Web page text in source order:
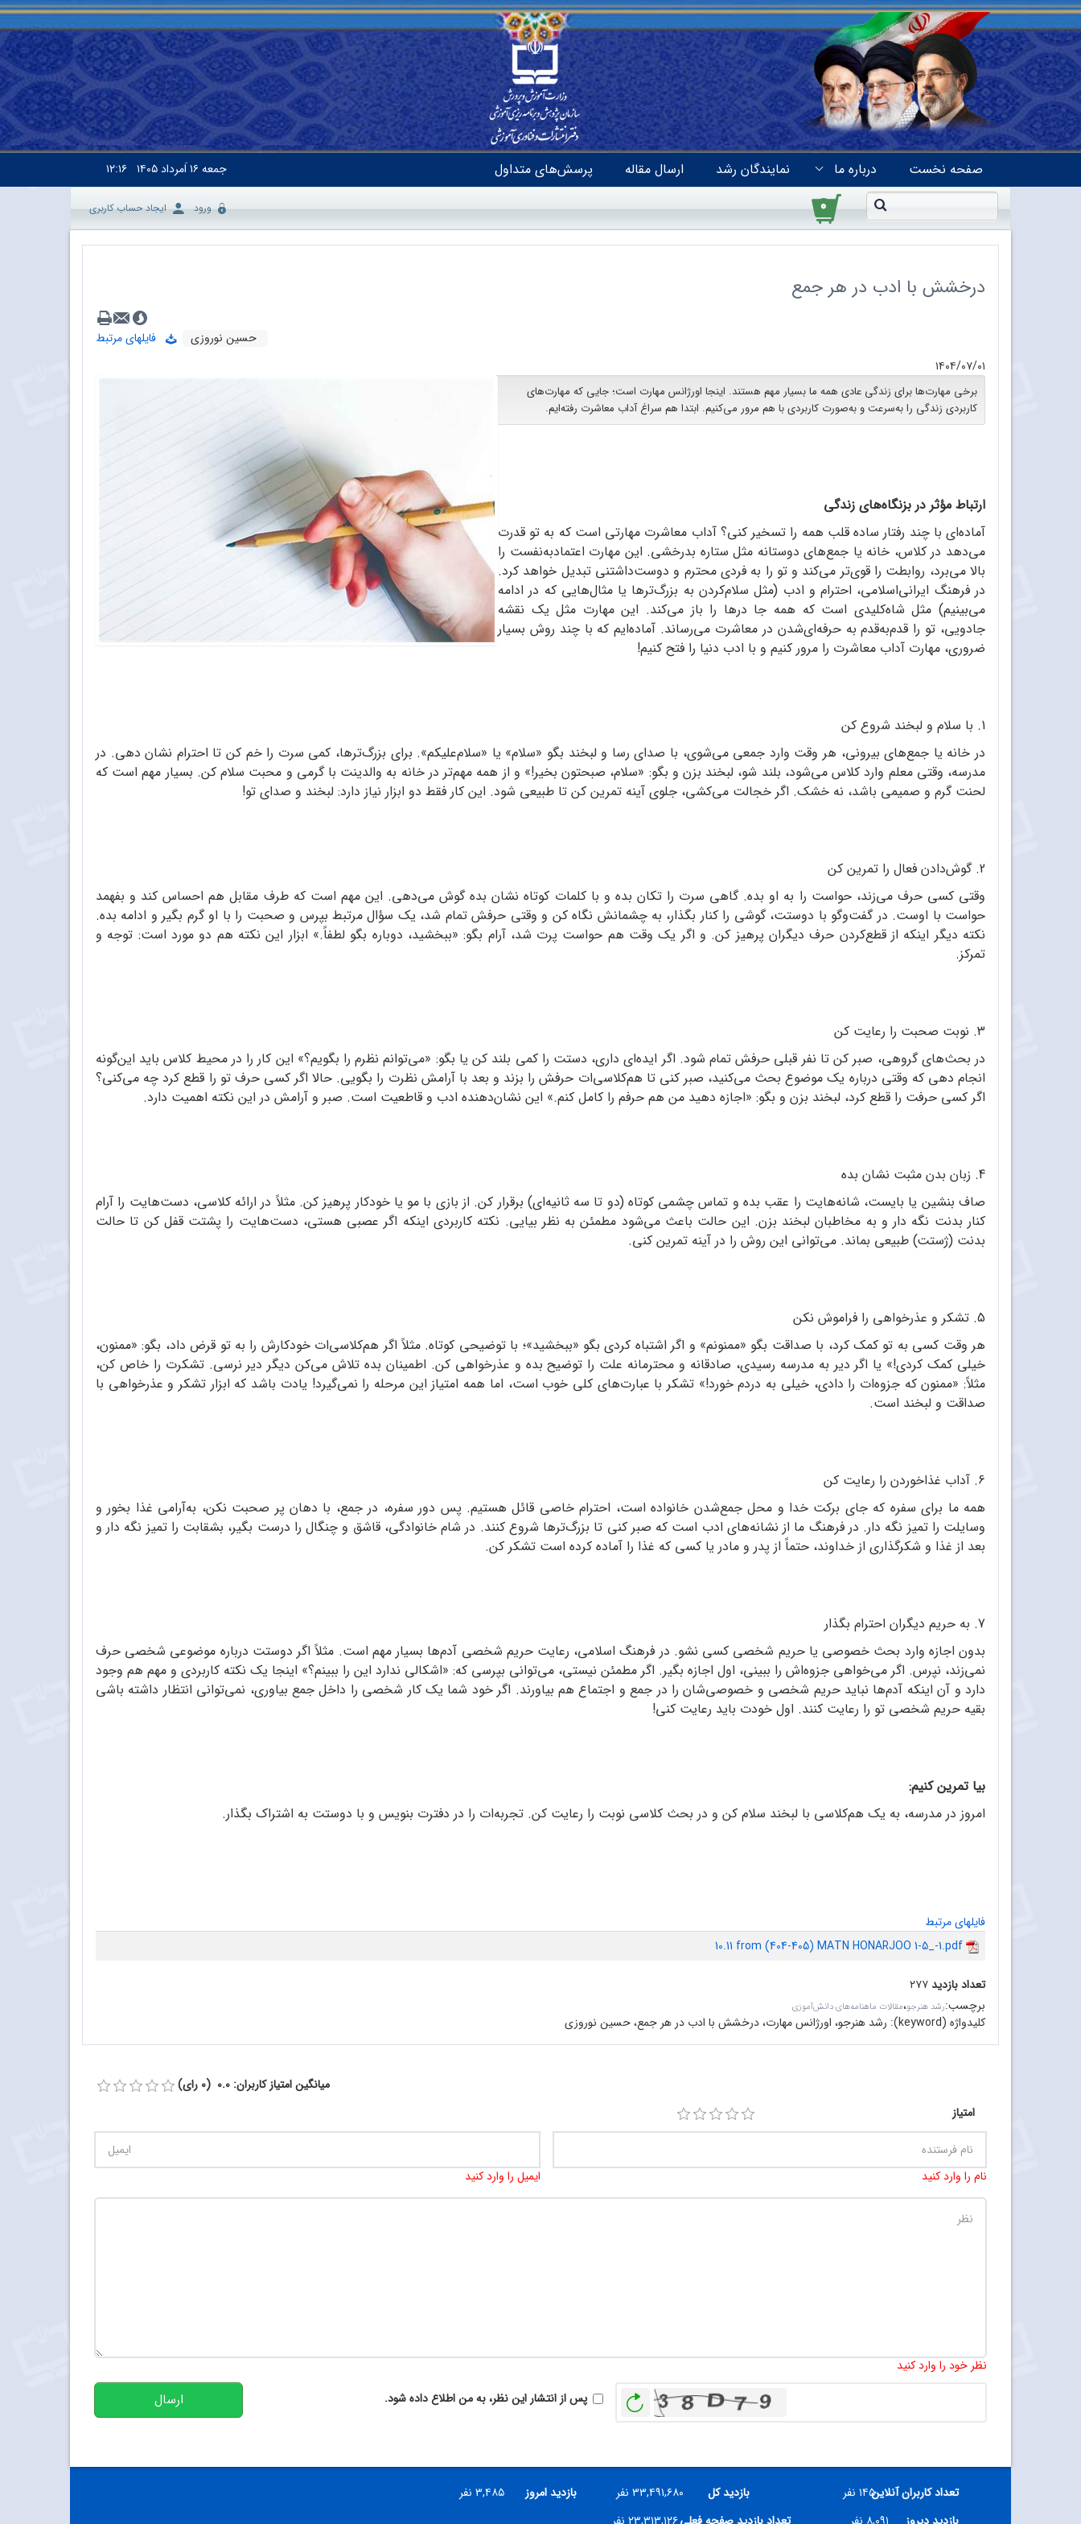
صفحه نخست درباره ما نمایندگان رشد ارسال مقاله پرسش‌های متداول جمعه۱۶ اَمرداد ۱۴۰۵ ۱۲:۱۶
۰ ورود ایجاد حساب کاربری
درخشش با ادب در هر جمع
حسین نوروزی
فایلهای مرتبط
۱۴۰۴/۰۷/۰۱
برخی مهارت‌ها برای زندگی عادی همه ما بسیار مهم هستند. اینجا اورژانس مهارت است؛ جایی که مهارت‌های
کاربردی زندگی را به‌سرعت و به‌صورت کاربردی با هم مرور می‌کنیم. ابتدا هم سراغ آداب معاشرت رفته‌ایم.
ارتباط مؤثر در بزنگاه‌های زندگی
آماده‌ای با چند رفتار ساده قلب همه را تسخیر کنی؟ آداب معاشرت مهارتی است که به تو قدرت
می‌دهد در کلاس، خانه یا جمع‌های دوستانه مثل ستاره بدرخشی. این مهارت اعتمادبه‌نفست را
بالا می‌برد، روابطت را قوی‌تر می‌کند و تو را به فردی محترم و دوست‌داشتنی تبدیل خواهد کرد.
در فرهنگ ایرانی‌اسلامی، احترام و ادب (مثل سلام‌کردن به بزرگ‌ترها یا مثال‌هایی که در ادامه
می‌بینیم) مثل شاه‌کلیدی است که همه جا درها را باز می‌کند. این مهارت مثل یک نقشه
جادویی، تو را قدم‌به‌قدم به حرفه‌ای‌شدن در معاشرت می‌رساند. آماده‌ایم که با چند روش بسیار
ضروری، مهارت آداب معاشرت را مرور کنیم و با ادب دنیا را فتح کنیم!
1. با سلام و لبخند شروع کن
در خانه یا جمع‌های بیرونی، هر وقت وارد جمعی می‌شوی، با صدای رسا و لبخند بگو «سلام» یا «سلام‌علیکم». برای بزرگ‌ترها، کمی سرت را خم کن تا احترام نشان دهی. در
مدرسه، وقتی معلم وارد کلاس می‌شود، بلند شو، لبخند بزن و بگو: «سلام، صبحتون بخیر!» و از همه مهم‌تر در خانه به والدینت با گرمی و محبت سلام کن. بسیار مهم است که
لحنت گرم و صمیمی باشد، نه خشک. اگر خجالت می‌کشی، جلوی آینه تمرین کن تا طبیعی شود. این کار فقط دو ابزار نیاز دارد: لبخند و صدای تو!
2. گوش‌دادن فعال را تمرین کن
وقتی کسی حرف می‌زند، حواست را به او بده. گاهی سرت را تکان بده و با کلمات کوتاه نشان بده گوش می‌دهی. این مهم است که طرف مقابل هم احساس کند و بفهمد
حواست با اوست. در گفت‌وگو با دوستت، گوشی را کنار بگذار، به چشمانش نگاه کن و وقتی حرفش تمام شد، یک سؤال مرتبط بپرس و صحبت را با او گرم بگیر و ادامه بده.
نکته دیگر اینکه از قطع‌کردن حرف دیگران پرهیز کن. و اگر یک وقت هم حواست پرت شد، آرام بگو: «ببخشید، دوباره بگو لطفاً.» ابزار این نکته هم دو مورد است: توجه و
تمرکز.
3. نوبت صحبت را رعایت کن
در بحث‌های گروهی، صبر کن تا نفر قبلی حرفش تمام شود. اگر ایده‌ای داری، دستت را کمی بلند کن یا بگو: «می‌توانم نظرم را بگویم؟» این کار را در محیط کلاس باید این‌گونه
انجام دهی که وقتی درباره یک موضوع بحث می‌کنید، صبر کنی تا هم‌کلاسی‌ات حرفش را بزند و بعد با آرامش نظرت را بگویی. حالا اگر کسی حرف تو را قطع کرد چه می‌کنی؟
اگر کسی حرفت را قطع کرد، لبخند بزن و بگو: «اجازه دهید من هم حرفم را کامل کنم.» این نشان‌دهنده ادب و قاطعیت است. صبر و آرامش در این نکته اهمیت دارد.
4. زبان بدن مثبت نشان بده
صاف بنشین یا بایست، شانه‌هایت را عقب بده و تماس چشمی کوتاه (دو تا سه ثانیه‌ای) برقرار کن. از بازی با مو یا خودکار پرهیز کن. مثلاً در ارائه کلاسی، دست‌هایت را آرام
کنار بدنت نگه دار و به مخاطبان لبخند بزن. این حالت باعث می‌شود مطمئن به نظر بیایی. نکته کاربردی اینکه اگر عصبی هستی، دست‌هایت را پشتت قفل کن تا حالت
بدنت (ژستت) طبیعی بماند. می‌توانی این روش را در آینه تمرین کنی.
5. تشکر و عذرخواهی را فراموش نکن
هر وقت کسی به تو کمک کرد، با صداقت بگو «ممنونم» و اگر اشتباه کردی بگو «ببخشید»؛ با توضیحی کوتاه. مثلاً اگر هم‌کلاسی‌ات خودکارش را به تو قرض داد، بگو: «ممنون،
خیلی کمک کردی!» یا اگر دیر به مدرسه رسیدی، صادقانه و محترمانه علت را توضیح بده و عذرخواهی کن. اطمینان بده تلاش می‌کن دیگر دیر نرسی. تشکرت را خاص کن،
مثلاً: «ممنون که جزوه‌ات را دادی، خیلی به دردم خورد!» تشکر با عبارت‌های کلی خوب است، اما همه امتیاز این مرحله را نمی‌گیرد! یادت باشد که ابزار تشکر و عذرخواهی با
صداقت و لبخند است.
6. آداب غذاخوردن را رعایت کن
همه ما برای سفره که جای برکت خدا و محل جمع‌شدن خانواده است، احترام خاصی قائل هستیم. پس دور سفره، در جمع، با دهان پر صحبت نکن، به‌آرامی غذا بخور و
وسایلت را تمیز نگه دار. در فرهنگ ما از نشانه‌های ادب است که صبر کنی تا بزرگ‌ترها شروع کنند. در شام خانوادگی، قاشق و چنگال را درست بگیر، بشقابت را تمیز نگه دار و
بعد از غذا و شکرگذاری از خداوند، حتماً از پدر و مادر یا کسی که غذا را آماده کرده است تشکر کن.
7. به حریم دیگران احترام بگذار
بدون اجازه وارد بحث خصوصی یا حریم شخصی کسی نشو. در فرهنگ اسلامی، رعایت حریم شخصی آدم‌ها بسیار مهم است. مثلاً اگر دوستت درباره موضوعی شخصی حرف
نمی‌زند، نپرس. اگر می‌خواهی جزوه‌اش را ببینی، اول اجازه بگیر. اگر مطمئن نیستی، می‌توانی بپرسی که: «اشکالی ندارد این را ببینم؟» اینجا یک نکته کاربردی و مهم هم وجود
دارد و آن اینکه آدم‌ها نباید حریم شخصی و خصوصی‌شان را در جمع و اجتماع هم بیاورند. اگر خود شما یک کار شخصی را داخل جمع بیاوری، نمی‌توانی انتظار داشته باشی
بقیه حریم شخصی تو را رعایت کنند. اول خودت باید رعایت کنی!
بیا تمرین کنیم:
امروز در مدرسه، به یک هم‌کلاسی با لبخند سلام کن و در بحث کلاسی نوبت را رعایت کن. تجربه‌ات را در دفترت بنویس و با دوستت به اشتراک بگذار.
فایلهای مرتبط
10.11 from (404-405) MATN HONARJOO 1-5_-1.pdf
تعداد بازدید۲۷۷
برچسب:رشد هنرجو،مقالات ماهنامه‌های دانش‌آموزی
کلیدواژه (keyword): رشد هنرجو، اورژانس مهارت، درخشش با ادب در هر جمع، حسین نوروزی
میانگین امتیاز کاربران: 0.0 (0 رای)
امتیاز
نام را وارد کنید ایمیل را وارد کنید
نظر خود را وارد کنید
بازخوانیپس از انتشار این نظر، به من اطلاع داده شود. ارسال
تعداد کاربران آنلاین۱۴۵ نفر بازدید کل ۳۳,۴۹۱,۶۸۰ نفر بازدید امروز
۳,۴۸۵ نفر